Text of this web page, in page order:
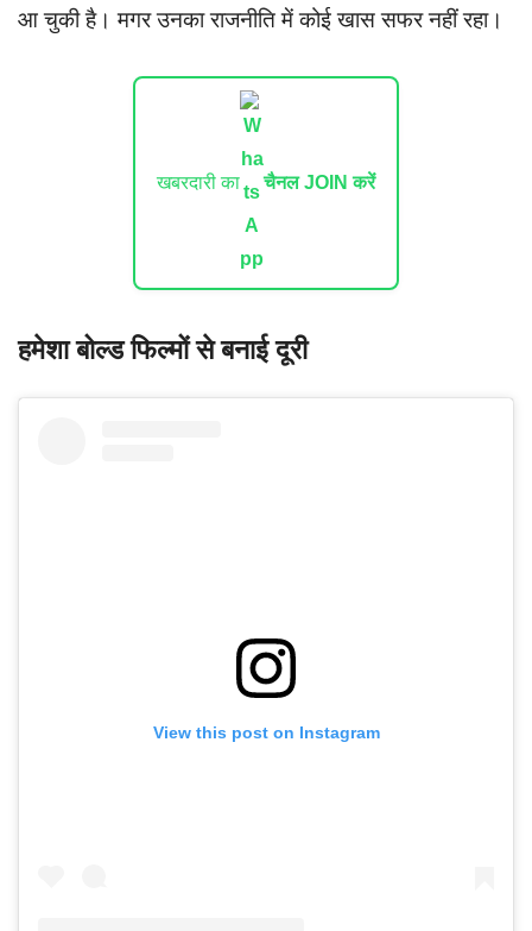
आ चुकी है। मगर उनका राजनीति में कोई खास सफर नहीं रहा।
खबरदारी का चैनल JOIN करें
हमेशा बोल्ड फिल्मों से बनाई दूरी
View this post on Instagram